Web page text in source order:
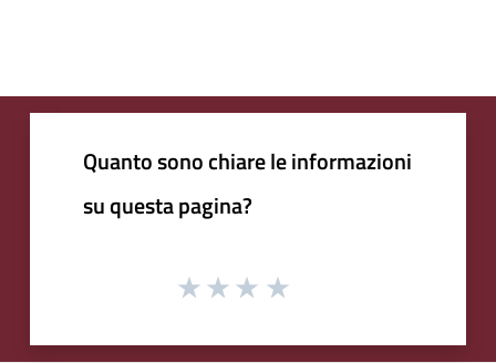
Quanto sono chiare le informazioni
su questa pagina?